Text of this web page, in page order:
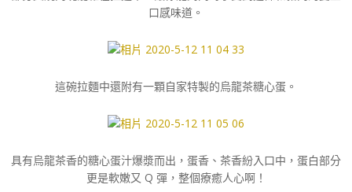
口感味道。
這碗拉麵中還附有一顆自家特製的烏龍茶糖心蛋。
具有烏龍茶香的糖心蛋汁爆漿而出，蛋香、茶香紛入口中，蛋白部分
更是軟嫩又 Q 彈，整個療癒人心啊！